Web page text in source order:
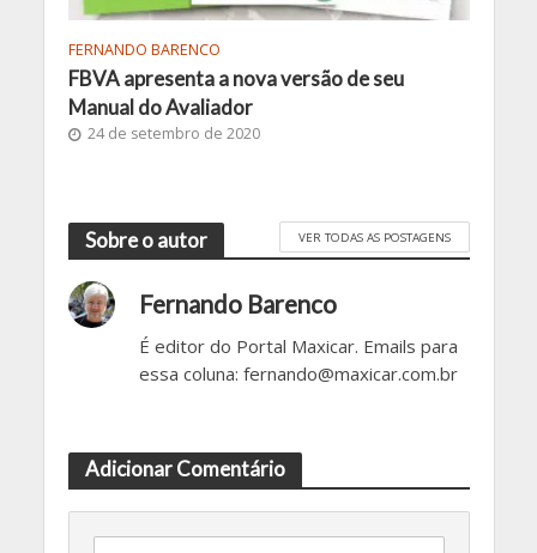
FERNANDO BARENCO
FBVA apresenta a nova versão de seu
Manual do Avaliador
24 de setembro de 2020
Sobre o autor VER TODAS AS POSTAGENS
Fernando Barenco
É editor do Portal Maxicar. Emails para
essa coluna: fernando@maxicar.com.br
Adicionar Comentário